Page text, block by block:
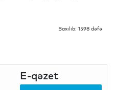
Baxılıb: 1598 dəfə
E-qəzet